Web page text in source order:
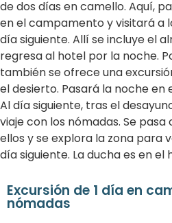
de dos días en camello. Aquí,
en el campamento y visitará a
día siguiente. Allí se incluye el
regresa al hotel por la noche.
también se ofrece una
el desierto. Pasará la noche en
Al día siguiente, tras el
viaje con los nómadas. Se
ellos y se explora la zona para
día siguiente. La ducha es en el
Excursión de 1 día en
nómadas